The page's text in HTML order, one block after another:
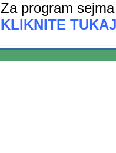
Za program
KLIKNITE